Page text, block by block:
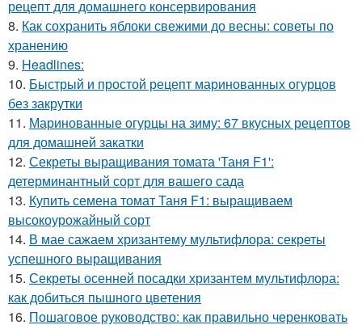
рецепт для домашнего консервирования
8. Как сохранить яблоки свежими до весны: советы по
хранению
9. Headlines:
10. Быстрый и простой рецепт маринованных огурцов
без закрутки
11. Маринованные огурцы на зиму: 67 вкусных рецептов
для домашней закатки
12. Секреты выращивания томата 'Таня F1':
детерминантный сорт для вашего сада
13. Купить семена томат Таня F1: выращиваем
высокоурожайный сорт
14. В мае сажаем хризантему мультифлора: секреты
успешного выращивания
15. Секреты осенней посадки хризантем мультифлора:
как добиться пышного цветения
16. Пошаговое руководство: как правильно черенковать